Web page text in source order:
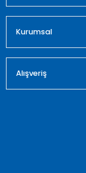
Kurumsal
Alışveriş